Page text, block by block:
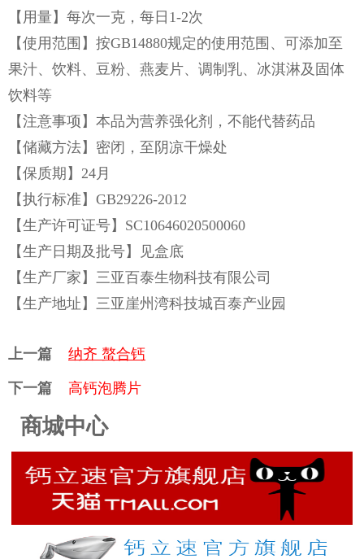
【用量】每次一克，每日1-2次
【使用范围】按GB14880规定的使用范围、可添加至
果汁、饮料、豆粉、燕麦片、调制乳、冰淇淋及固体
饮料等
【注意事项】本品为营养强化剂，不能代替药品
【储藏方法】密闭，至阴凉干燥处
【保质期】24月
【执行标准】GB29226-2012
【生产许可证号】SC10646020500060
【生产日期及批号】见盒底
【生产厂家】三亚百泰生物科技有限公司
【生产地址】三亚崖州湾科技城百泰产业园
上一篇 纳齐 螯合钙
下一篇 高钙泡腾片
商城中心